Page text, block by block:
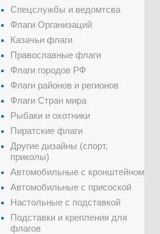
Спецслужбы и ведомтсва
Флаги Организаций
Казачьи флаги
Православные флаги
Флаги городов РФ
Флаги районов и регионов
Флаги Стран мира
Рыбаки и охотники
Пиратские флаги
Другие дизайны (спорт,
приколы)
Автомобильные с кронштейном
Автомобильные с присоской
Настольные с подставкой
Подставки и крепления для
флагов